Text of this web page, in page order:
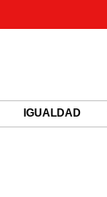
IGUALDAD